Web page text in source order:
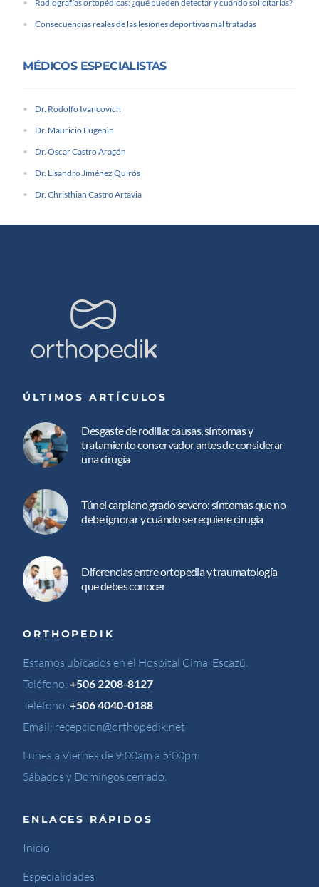
Radiografías ortopédicas: ¿qué pueden detectar y cuándo solicitarlas?
Consecuencias reales de las lesiones deportivas mal tratadas
MÉDICOS ESPECIALISTAS
Dr. Rodolfo Ivancovich
Dr. Mauricio Eugenin
Dr. Oscar Castro Aragón
Dr. Lisandro Jiménez Quirós
Dr. Christhian Castro Artavia
ÚLTIMOS ARTÍCULOS
Desgaste de rodilla: causas, síntomas y
tratamiento conservador antes de considerar
una cirugía
Túnel carpiano grado severo: síntomas que no
debe ignorar y cuándo se requiere cirugía
Diferencias entre ortopedia y traumatología
que debes conocer
ORTHOPEDIK
Estamos ubicados en el Hospital Cima, Escazú.
Teléfono:+506 2208-8127
Teléfono:+506 4040-0188
Email: recepcion@orthopedik.net
Lunes a Viernes de 9:00am a 5:00pm
Sábados y Domingos cerrado.
ENLACES RÁPIDOS
Inicio
Especialidades